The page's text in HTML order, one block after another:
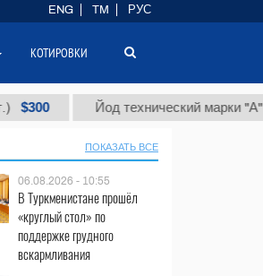
Йод технический марки "А" (т.)
ПОКАЗАТЬ ВСЕ
06.08.2026 - 10:55
В Туркменистане прошёл
«круглый стол» по
поддержке грудного
вскармливания
ENG TM РУС
КОТИРОВКИ